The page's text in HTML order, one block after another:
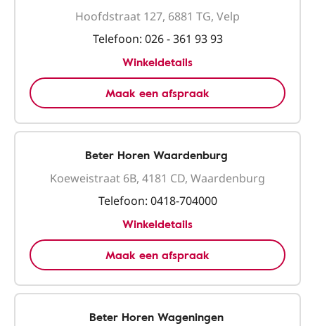
Hoofdstraat 127, 6881 TG, Velp
Telefoon: 026 - 361 93 93
Winkeldetails
Maak een afspraak
Beter Horen Waardenburg
Koeweistraat 6B, 4181 CD, Waardenburg
Telefoon: 0418-704000
Winkeldetails
Maak een afspraak
Beter Horen Wageningen